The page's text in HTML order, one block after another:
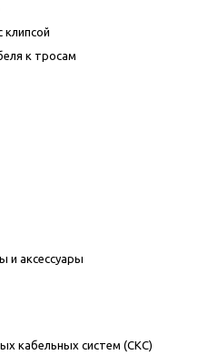
к тросам
и аксессуары
кабельных систем (СКС)